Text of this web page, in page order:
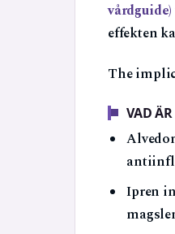
vårdguide)
effekten
The
VAD
Ipren